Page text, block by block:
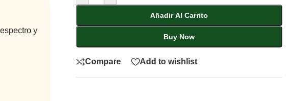
y
Añadir Al Carrito
Buy Now
Compare Add to wishlist